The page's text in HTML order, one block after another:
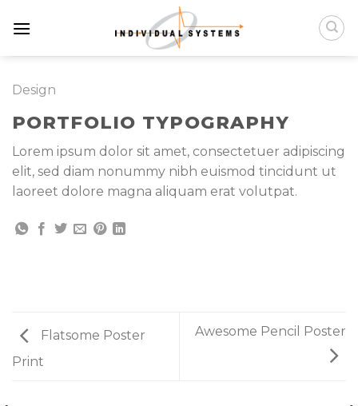
đến
Design
PORTFOLIO TYPOGRAPHY
Lorem ipsum dolor sit amet, consectetuer adipiscing
elit, sed diam nonummy nibh euismod tincidunt ut
laoreet dolore magna aliquam erat volutpat.
Flatsome Poster
Print
Awesome Pencil Poster